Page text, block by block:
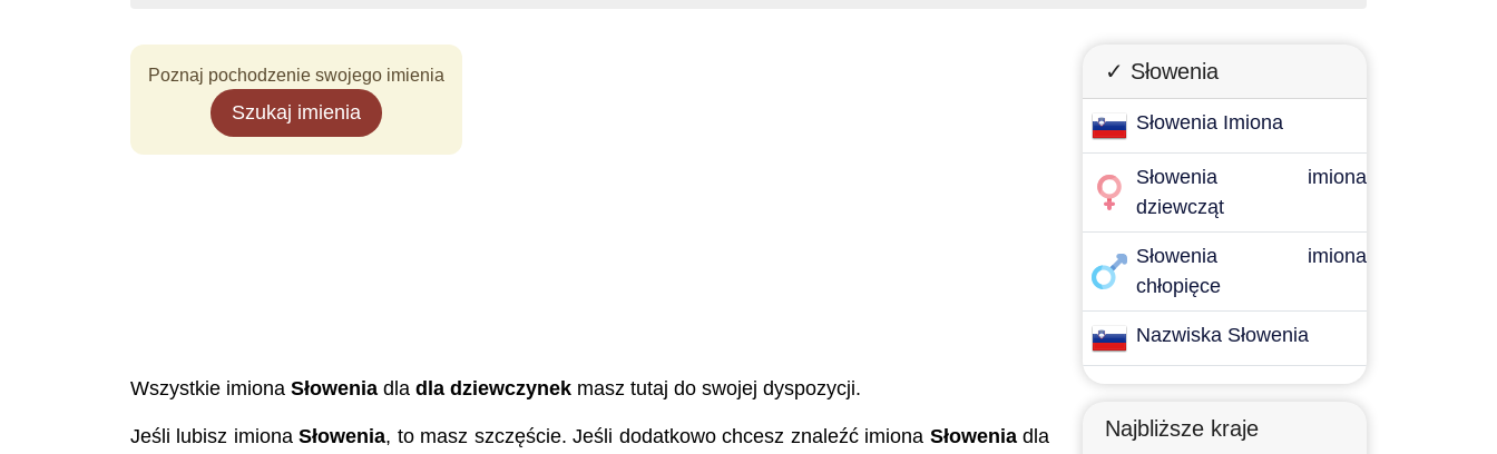
Poznaj pochodzenie swojego imienia
Szukaj imienia
Wszystkie imiona Słowenia dla dla dziewczynek masz tutaj do swojej dyspozycji.
Jeśli lubisz imionaSłowenia, to masz szczęście. Jeśli dodatkowo chcesz znaleźć imiona Słoweniadla
✓ Słowenia
Słowenia Imiona
Słowenia imiona
dziewcząt
Słowenia imiona
chłopięce
Nazwiska Słowenia
Najbliższe kraje